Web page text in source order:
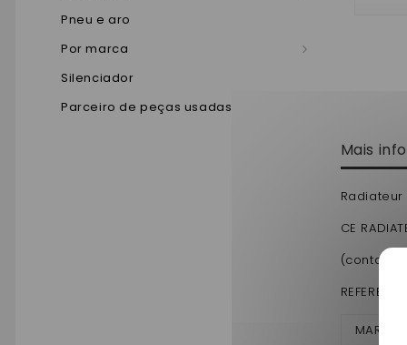
Pneu e aro
Por marca
Silenciador
Parceiro de peças usadas
Mais
CE
MARQUES